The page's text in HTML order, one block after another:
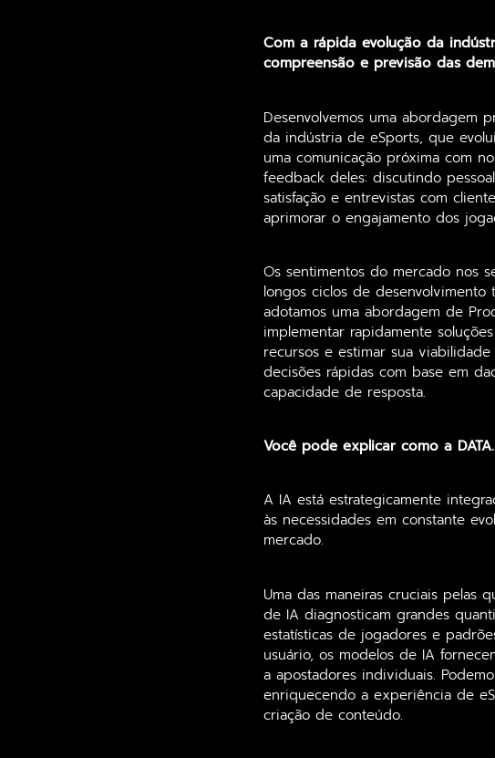
Com a rápida evolução da
compreensão e previsão das
Desenvolvemos uma abordagem
da indústria de eSports, que
uma comunicação próxima com
feedback deles: discutindo
satisfação e entrevistas com
aprimorar o engajamento dos
Os sentimentos do mercado nos
longos ciclos de desenvolvimento
adotamos uma abordagem de
implementar rapidamente
recursos e estimar sua
decisões rápidas com base em
capacidade de resposta.
Você pode explicar como a
A IA está estrategicamente
às necessidades em constante
mercado.
Uma das maneiras cruciais pelas
de IA diagnosticam grandes
estatísticas de jogadores e
usuário, os modelos de IA
a apostadores individuais.
enriquecendo a experiência de
criação de conteúdo.